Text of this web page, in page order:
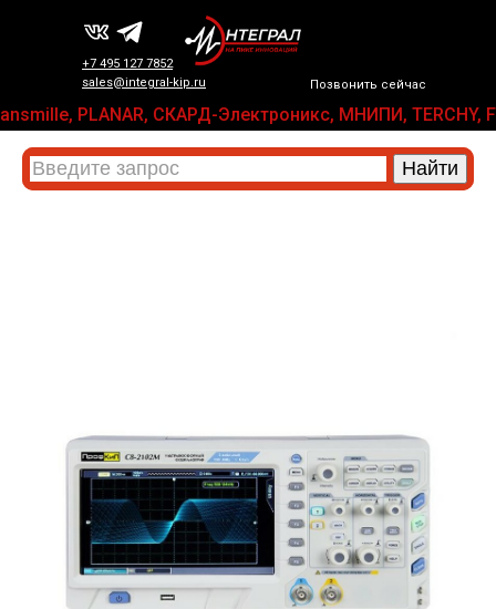
Позвонить сейчас
+7 495 127 7852
sales@integral-kip.ru
PLANAR, СКАРД-Электроникс, МНИПИ, TERCHY,